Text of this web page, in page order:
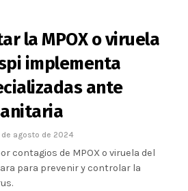
la MPOX o viruela
implementa
ante
de agosto de 2024
contagios de MPOX o viruela del
para prevenir y controlar la